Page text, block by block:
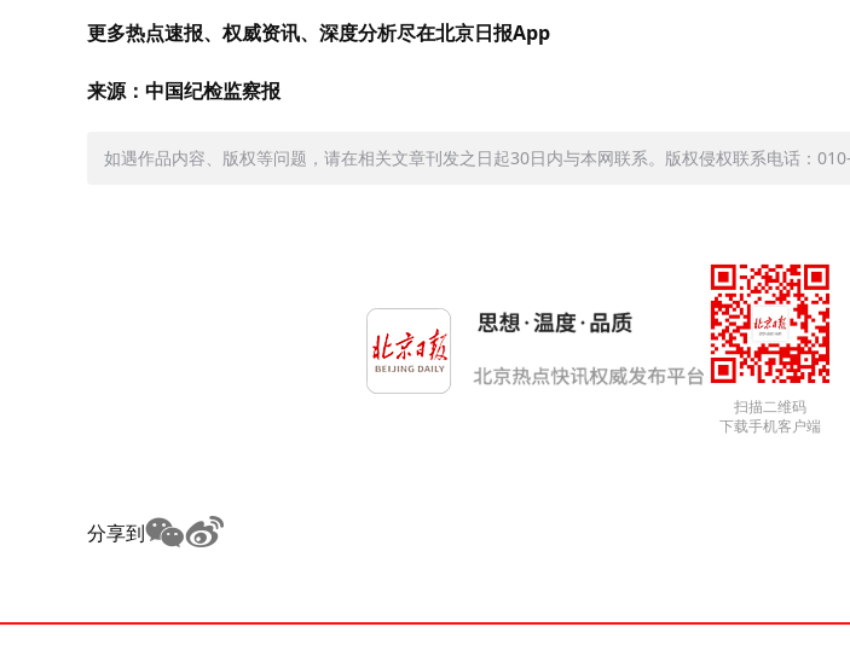
更多热点速报、权威资讯、深度分析尽在北京日报App
来源：中国纪检监察报
如遇作品内容、版权等问题，请在相关文章刊发之日起30日内与本网联系。版权侵权联系电话：
扫描二维码
下载手机客户端
分享到